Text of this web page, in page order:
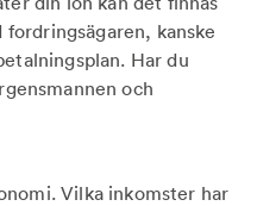
kanske
Har du
och
Vilka inkomster har